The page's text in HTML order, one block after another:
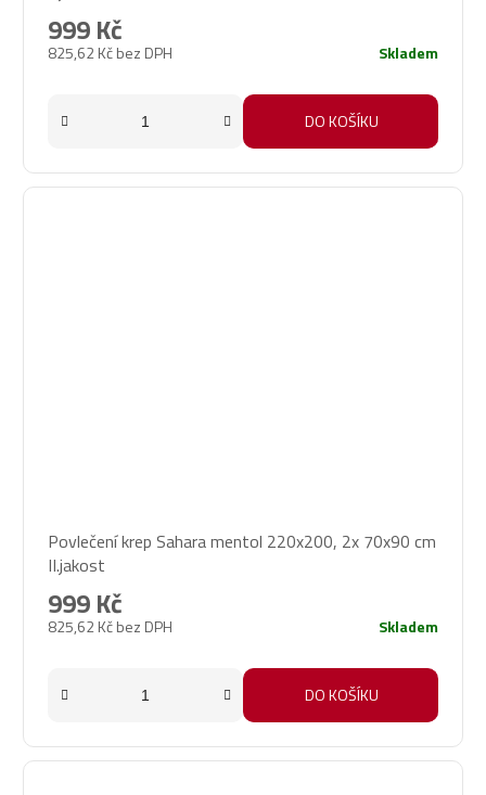
825,62 Kč bez DPH
999 Kč
Skladem
DO KOŠÍKU
Povlečení krep Sahara mentol 220x200, 2x 70x90 cm
II.jakost
825,62 Kč bez DPH
999 Kč
Skladem
DO KOŠÍKU